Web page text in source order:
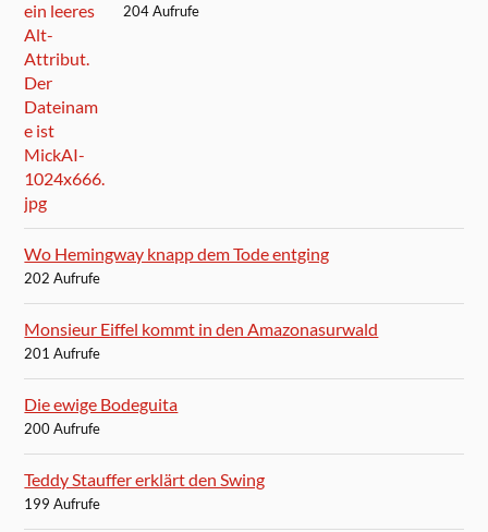
204 Aufrufe
Wo Hemingway knapp dem Tode entging
202 Aufrufe
Monsieur Eiffel kommt in den Amazonasurwald
201 Aufrufe
Die ewige Bodeguita
200 Aufrufe
Teddy Stauffer erklärt den Swing
199 Aufrufe